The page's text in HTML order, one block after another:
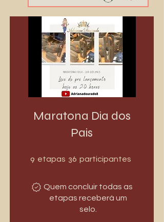
Maratona Dia dos
Pais
9 etapas 9 etapas
36 participantes
Quem concluir todas as
etapas receberá um
selo.